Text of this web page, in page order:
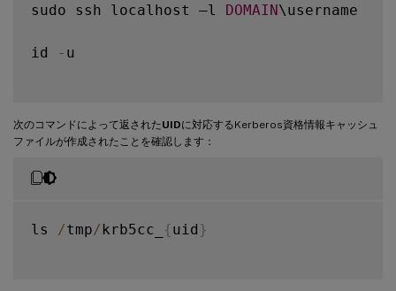
sudo ssh localhost –l DOMAIN\username
id - u
次のコマンドによって返されたUIDに対応するKerberos資格情報キャッシュ
ファイルが作成されたことを確認します：
ls /tmp/ krb5cc_ {uid }